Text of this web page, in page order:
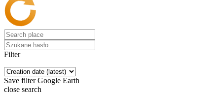
Filter
Save filter Google Earth
close search